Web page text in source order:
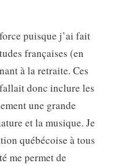
puisque j’ai fait
françaises (en
à la retraite. Ces
donc inclure les
une grande
et la musique. Je
québécoise à tous
me permet de